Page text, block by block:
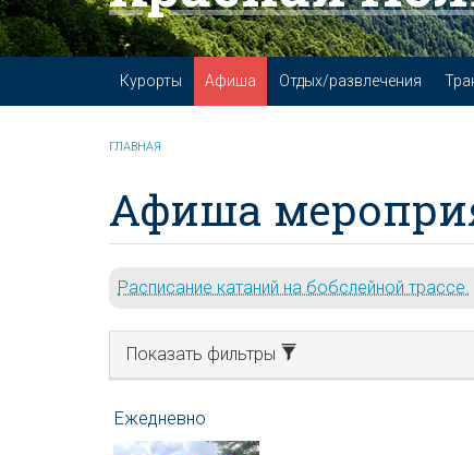
Курорты Афиша Отдых/развлечения
ГЛАВНАЯ
Афиша
Расписание катаний на бобслейной трассе.
Показать фильтры